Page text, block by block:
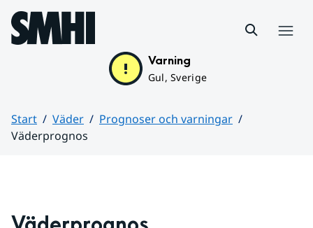
Hoppa till sidans innehåll
Varning
Gul, Sverige
Start Väder
Prognoser och varningar
Väderprognos